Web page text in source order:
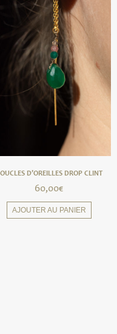
D’OREILLES DROP CLINT
60,00€
AJOUTER AU PANIER